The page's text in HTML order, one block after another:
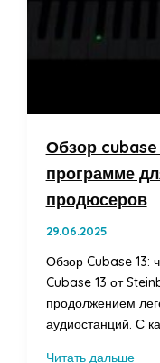
Обзор cubase
программе
продюсеров
29.06.2025
Обзор Cubase 13:
Cubase 13 от
продолжением
аудиостанций. С
Обзор
Читать дальше